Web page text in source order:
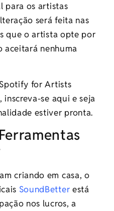
para os artistas
será feita nas
que o artista opte por
nenhuma
for Artists
inscreva-se aqui e seja
estiver pronta.
criando em casa, o
SoundBetter está
nos lucros, a